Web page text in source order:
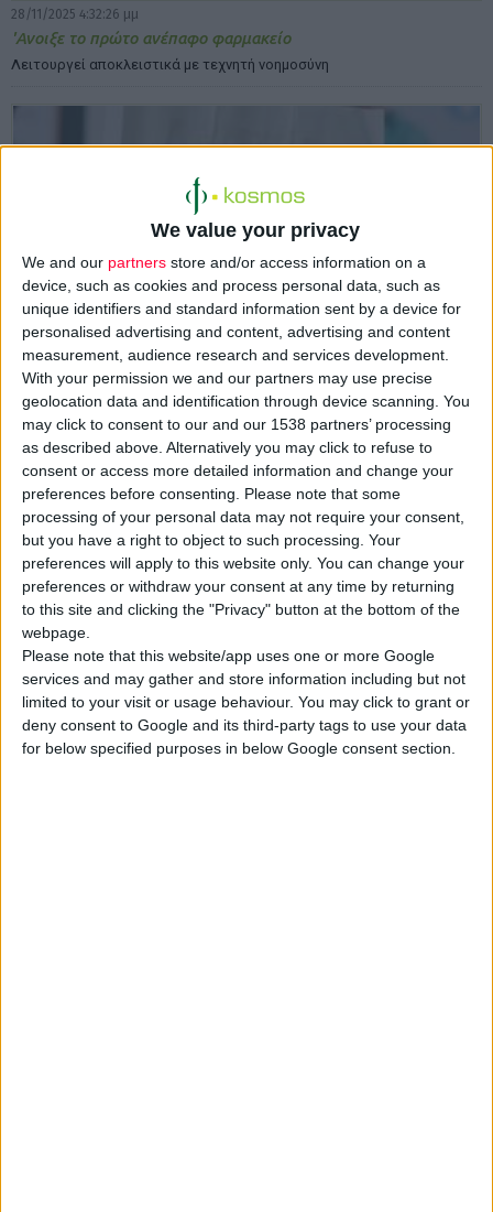
We value your privacy
We and our partners store and/or access information on a
device, such as cookies and process personal data, such as
unique identifiers and standard information sent by a device for
personalised advertising and content, advertising and content
measurement, audience research and services development.
With your permission we and our partners may use precise
geolocation data and identification through device scanning. You
may click to consent to our and our 1538 partners’ processing
as described above. Alternatively you may click to refuse to
consent or access more detailed information and change your
preferences before consenting.
Please note that some
processing of your personal data may not require your consent,
but you have a right to object to such processing. Your
preferences will apply to this website only. You can change your
preferences or withdraw your consent at any time by returning
to this site and clicking the "Privacy" button at the bottom of the
webpage.
Please note that this website/app uses one or more Google
services and may gather and store information including but not
limited to your visit or usage behaviour. You may click to grant or
deny consent to Google and its third-party tags to use your data
for below specified purposes in below Google consent section.
28/11/2025 4:32:26 μμ
'Ανοιξε το πρώτο ανέπαφο φαρμακείο
Λειτουργεί αποκλειστικά με τεχνητή νοημοσύνη
28/11/2025 4:31:20 μμ
Εκδόθηκε η Υπουργική Απόφαση για τα ΦΥΚ στα φαρμακεία
Ο φαρμακοποιός αποκτά κρίσιμο ρόλο στη διακίνηση και διαχείρισή
τους